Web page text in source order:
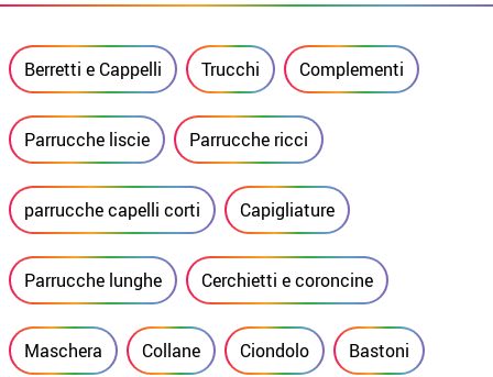
Berretti e Cappelli Trucchi Complementi
Parrucche liscie Parrucche ricci
parrucche capelli corti Capigliature
Parrucche lunghe Cerchietti e coroncine
Maschera Collane Ciondolo Bastoni